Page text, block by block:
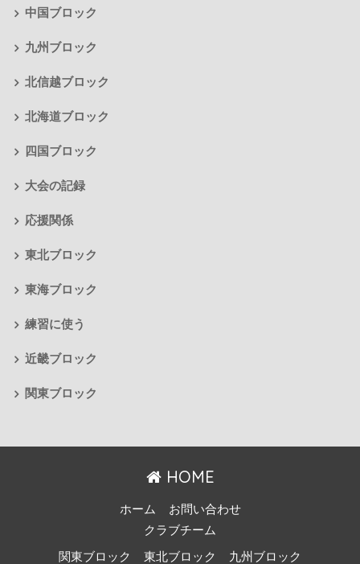
中国ブロック
九州ブロック
北信越ブロック
北海道ブロック
四国ブロック
大会の記録
応援関係
東北ブロック
東海ブロック
練習に使う
近畿ブロック
関東ブロック
HOME
ホーム
お問い合わせ
クラブチーム
関東ブロック 東北ブロック 九州ブロック